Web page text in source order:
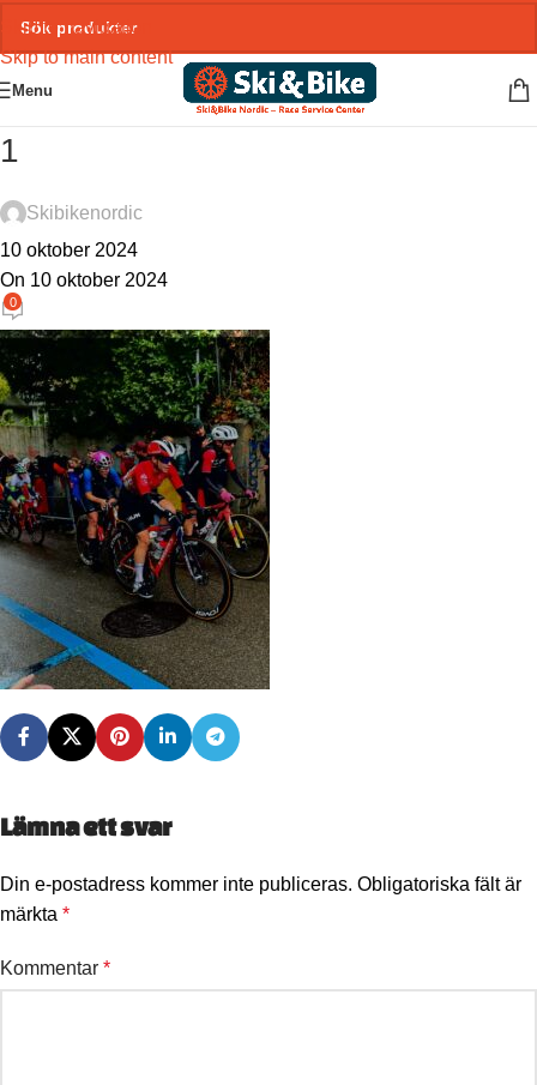
Skip to navigation
Skip to main content
Menu
1
Skibikenordic
10 oktober 2024
On 10 oktober 2024
0
Lämna ett svar
Din e-postadress kommer inte publiceras. Obligatoriska fält är
märkta *
Kommentar *